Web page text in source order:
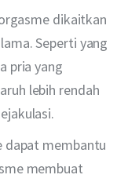
dikaitkan
Seperti yang
pria yang
lebih rendah
dapat membantu
membuat